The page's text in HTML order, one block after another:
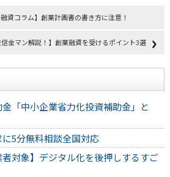
資コラム】創業計画書の書き方に注意！
信金マン解説！】創業融資を受けるポイント3選
「中小企業省力化投資補助金」と
5分無料相談全国対応
者対象】デジタル化を後押しするすご